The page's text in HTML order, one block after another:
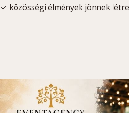
✓ közösségi élmények jönnek létre